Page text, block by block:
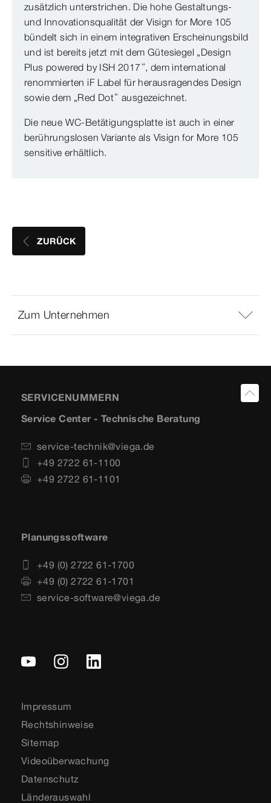
zusätzlich unterstrichen. Die hohe Gestaltungs-
und Innovationsqualität der Visign for More 105
bündelt sich in einem integrativen Erscheinungsbild
und ist bereits jetzt mit dem Gütesiegel „Design
Plus powered by ISH 2017“, dem international
renommierten iF Label für herausragendes Design
sowie dem „Red Dot“ ausgezeichnet.
Die neue WC-Betätigungsplatte ist auch in einer
berührungslosen Variante als Visign for More 105
sensitive erhältlich.
ZURÜCK
Zum Unternehmen
SERVICENUMMERN
Service Center - Technische Beratung
service-technik@viega.de
+49 2722 61-1100
+49 2722 61-1101
Planungssoftware
+49 (0) 2722 61-1700
+49 (0) 2722 61-1701
service-software@viega.de
Impressum
Rechtshinweise
Sitemap
Videoüberwachung
Datenschutz
Länderauswahl